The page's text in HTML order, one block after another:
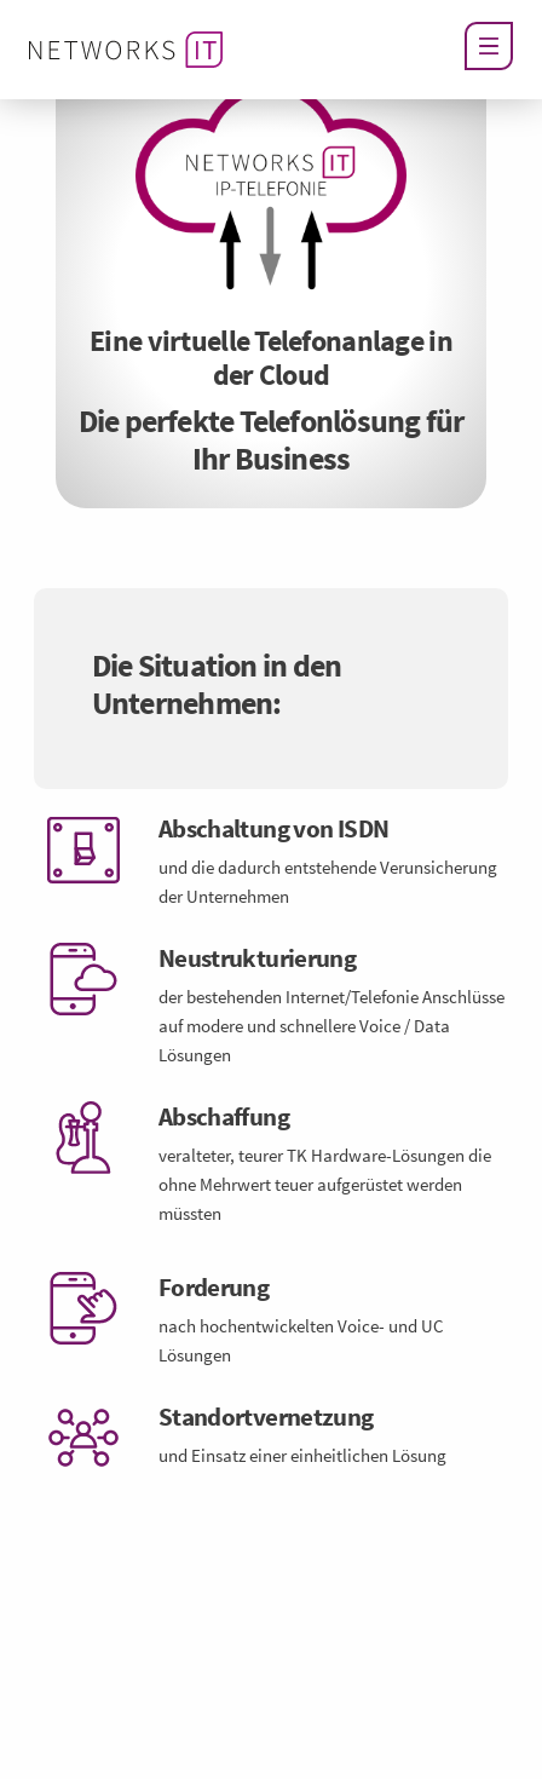
Eine virtuelle Telefonanlage in
der Cloud
Die perfekte Telefonlösung für
Ihr Business
Die Situation in den
Unternehmen:
Abschaltung von ISDN
und die dadurch entstehende Verunsicherung
der Unternehmen
Neustrukturierung
der bestehenden Internet/Telefonie Anschlüsse
auf modere und schnellere Voice / Data
Lösungen
Abschaffung
veralteter, teurer TK Hardware-Lösungen die
ohne Mehrwert teuer aufgerüstet werden
müssten
Forderung
nach hochentwickelten Voice- und UC
Lösungen
Standortvernetzung
und Einsatz einer einheitlichen Lösung